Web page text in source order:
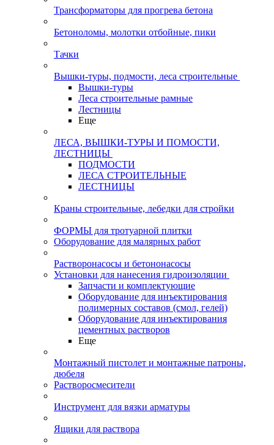
Трансформаторы для прогрева бетона
Бетоноломы, молотки отбойные, пики
Тачки
Вышки-туры, подмости, леса строительные
Вышки-туры
Леса строительные рамные
Лестницы
Еще
ЛЕСА, ВЫШКИ-ТУРЫ И ПОМОСТИ,
ЛЕСТНИЦЫ
ПОДМОСТИ
ЛЕСА СТРОИТЕЛЬНЫЕ
ЛЕСТНИЦЫ
Краны строительные, лебедки для стройки
ФОРМЫ для тротуарной плитки
Оборудование для малярных работ
Растворонасосы и бетононасосы
Установки для нанесения гидроизоляции
Запчасти и комплектующие
Оборудование для инъектирования
полимерных составов (смол, гелей)
Оборудование для инъектирования
цементных растворов
Еще
Монтажный пистолет и монтажные патроны,
дюбеля
Растворосмесители
Инструмент для вязки арматуры
Ящики для раствора